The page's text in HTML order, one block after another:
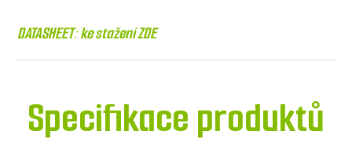
DATASHEET:ke stažení ZDE
Specifikace produktů